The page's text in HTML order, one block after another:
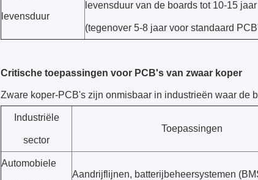
levensduur
levensduur van de boards tot 10-15 jaar
(tegenover 5-8 jaar voor standaard
Critische toepassingen voor PCB's van zwaar koper
Zware koper-PCB's zijn onmisbaar in industrieën waar de
Industriële
sector
Toepassingen
Automobiele
Aandrijflijnen, batterijbeheersystemen